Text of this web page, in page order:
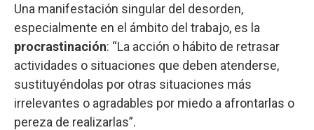
Una manifestación singular del desorden,
especialmente en el ámbito del trabajo, es la
procrastinación: “La acción o hábito de retrasar
actividades o situaciones que deben atenderse,
sustituyéndolas por otras situaciones más
irrelevantes o agradables por miedo a afrontarlas o
pereza de realizarlas”.